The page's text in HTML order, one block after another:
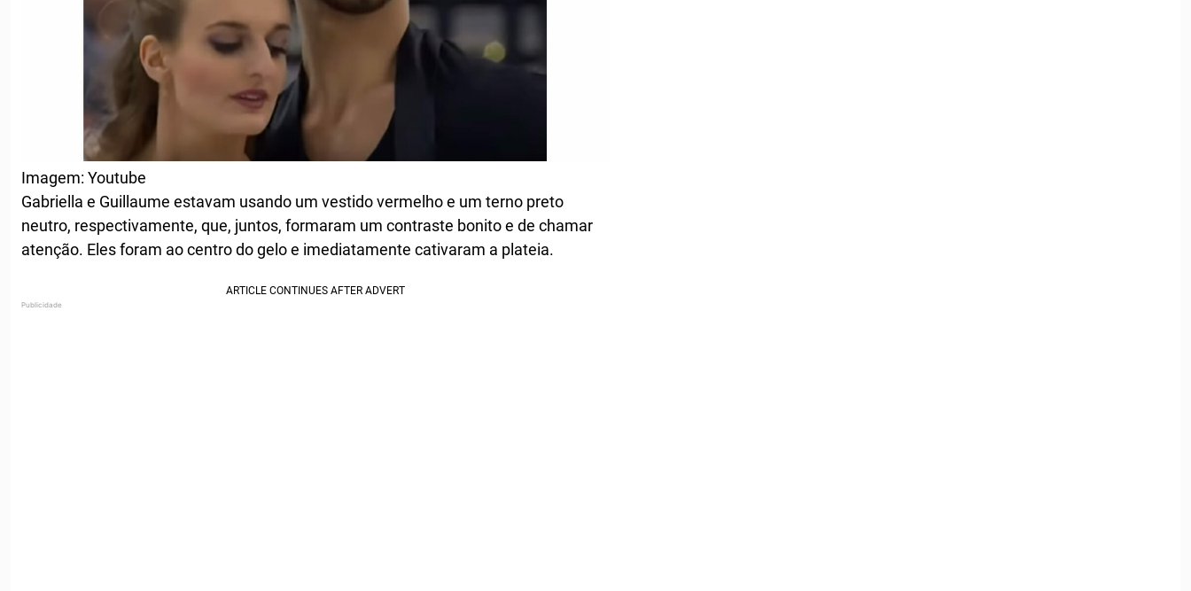
Imagem: Youtube
Gabriella e Guillaume estavam usando um vestido vermelho e um terno preto
neutro, respectivamente, que, juntos, formaram um contraste bonito e de chamar
atenção. Eles foram ao centro do gelo e imediatamente cativaram a plateia.